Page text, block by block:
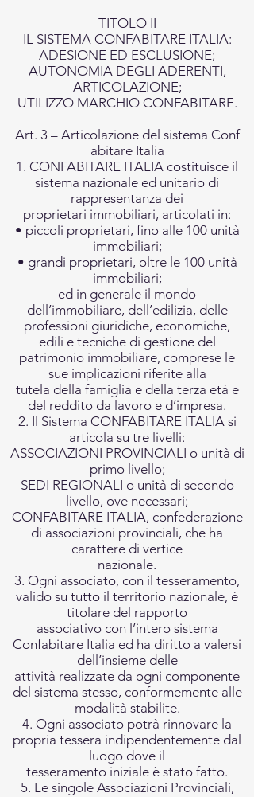
TITOLO II
IL SISTEMA CONFABITARE ITALIA:
ADESIONE ED ESCLUSIONE;
AUTONOMIA DEGLI ADERENTI,
ARTICOLAZIONE;
UTILIZZO MARCHIO CONFABITARE.
Art. 3 – Articolazione del sistema Conf
abitare Italia
1. CONFABITARE ITALIA costituisce il
sistema nazionale ed unitario di
rappresentanza dei
proprietari immobiliari, articolati in:
• piccoli proprietari, fino alle 100 unità
immobiliari;
• grandi proprietari, oltre le 100 unità
immobiliari;
ed in generale il mondo
dell’immobiliare, dell’edilizia, delle
professioni giuridiche, economiche,
edili e tecniche di gestione del
patrimonio immobiliare, comprese le
sue implicazioni riferite alla
tutela della famiglia e della terza età e
del reddito da lavoro e d’impresa.
2. Il Sistema CONFABITARE ITALIA si
articola su tre livelli:
ASSOCIAZIONI PROVINCIALI o unità di
primo livello;
SEDI REGIONALI o unità di secondo
livello, ove necessari;
CONFABITARE ITALIA, confederazione
di associazioni provinciali, che ha
carattere di vertice
nazionale.
3. Ogni associato, con il tesseramento,
valido su tutto il territorio nazionale, è
titolare del rapporto
associativo con l’intero sistema
Confabitare Italia ed ha diritto a valersi
dell’insieme delle
attività realizzate da ogni componente
del sistema stesso, conformemente alle
modalità stabilite.
4. Ogni associato potrà rinnovare la
propria tessera indipendentemente dal
luogo dove il
tesseramento iniziale è stato fatto.
5. Le singole Associazioni Provinciali,